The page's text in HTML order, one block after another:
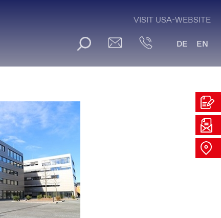
VISIT USA-WEBSITE
DE EN